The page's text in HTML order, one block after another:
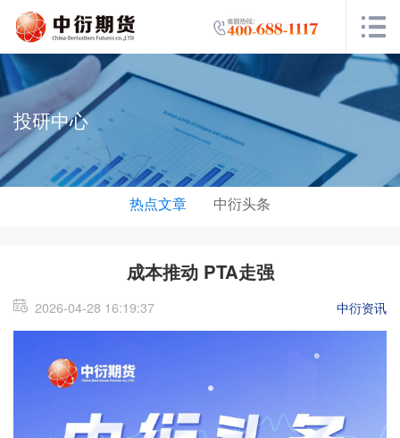
投研中心
热点文章 中衍头条
成本推动 PTA走强
2026-04-28 16:19:37 中衍资讯